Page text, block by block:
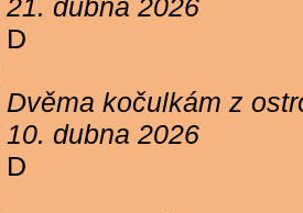
21. dubna 2026
D
Dvěma kočulkám z
10. dubna 2026
D